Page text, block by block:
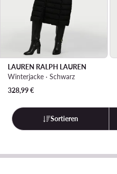
LAUREN RALPH LAUREN
Winterjacke · Schwarz
328,99€
Sortieren